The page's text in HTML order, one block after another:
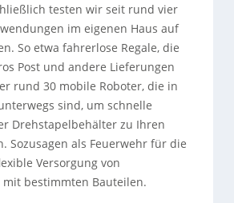
testen wir seit rund vier
im eigenen Haus auf
So etwa fahrerlose Regale, die
Post und andere Lieferungen
rund 30 mobile Roboter, die in
sind, um schnelle
Drehstapelbehälter zu Ihren
Sozusagen als Feuerwehr für die
Versorgung von
bestimmten Bauteilen.